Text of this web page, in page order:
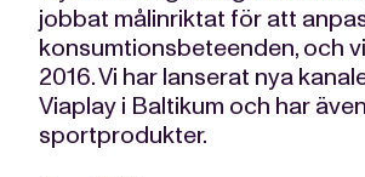
jobbat målinriktat för att
konsumtionsbeteenden, och
2016. Vi har lanserat nya
Viaplay i Baltikum och har
sportprodukter.